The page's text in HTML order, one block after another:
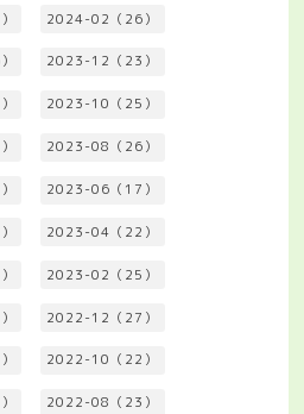
2024-02（26）
2023-12（23）
2023-10（25）
2023-08（26）
2023-06（17）
2023-04（22）
2023-02（25）
2022-12（27）
2022-10（22）
2022-08（23）